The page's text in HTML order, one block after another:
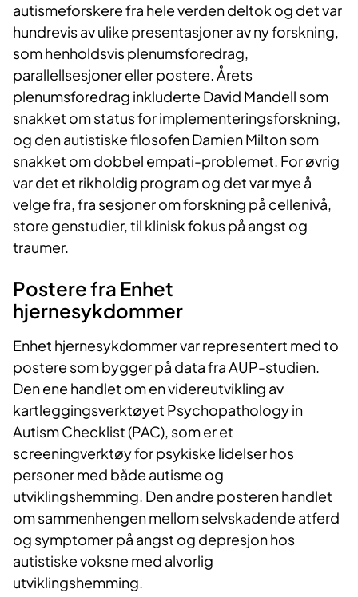
autismeforskere fra hele verden deltok og det var
hundrevis av ulike presentasjoner av ny forskning,
som henholdsvis plenumsforedrag,
parallellsesjoner eller postere. Årets
plenumsforedrag inkluderte David Mandell som
snakket om status for implementeringsforskning,
og den autistiske filosofen Damien Milton som
snakket om dobbel empati-problemet. For øvrig
var det et rikholdig program og det var mye å
velge fra, fra sesjoner om forskning på cellenivå,
store genstudier, til klinisk fokus på angst og
traumer.
Postere fra Enhet
hjernesykdommer
Enhet hjernesykdommer var representert med to
postere som bygger på data fra AUP-studien.
Den ene handlet om en videreutvikling av
kartleggingsverktøyet Psychopathology in
Autism Checklist (PAC), som er et
screeningverktøy for psykiske lidelser hos
personer med både autisme og
utviklingshemming. Den andre posteren handlet
om sammenhengen mellom selvskadende atferd
og symptomer på angst og depresjon hos
autistiske voksne med alvorlig
utviklingshemming.